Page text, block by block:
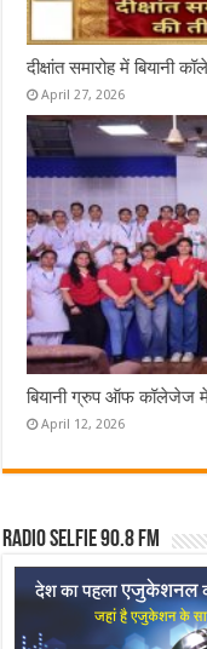
दीक्षांत समारोह में बियानी
April 27, 2026
बियानी ग्रुप ऑफ कॉलेजेज में
April 12, 2026
Radio Selfie 90.8 FM